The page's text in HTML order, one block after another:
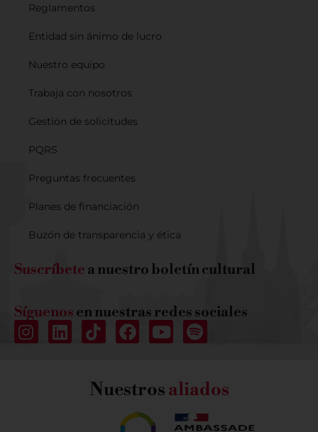
Reglamentos
Entidad sin ánimo de lucro
Nuestro equipo
Trabaja con nosotros
Gestión de solicitudes
PQRS
Preguntas frecuentes
Planes de financiación
Buzón de transparencia y ética
Suscríbete a nuestro boletín cultural
Síguenos en nuestras redes sociales
Nuestrosaliados